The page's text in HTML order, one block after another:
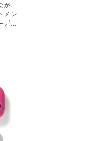
が
メン
デ